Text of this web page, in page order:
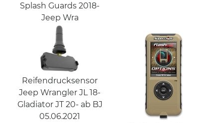
Splash Guards 2018-
Jeep Wra
Reifendrucksensor
Jeep Wrangler JL 18-
Gladiator JT 20- ab BJ
05.06.2021